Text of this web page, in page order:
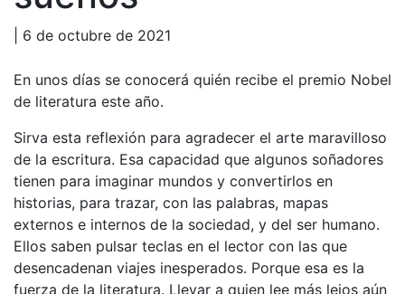
| 6 de octubre de 2021
En unos días se conocerá quién recibe el premio Nobel
de literatura este año.
Sirva esta reflexión para agradecer el arte maravilloso
de la escritura. Esa capacidad que algunos soñadores
tienen para imaginar mundos y convertirlos en
historias, para trazar, con las palabras, mapas
externos e internos de la sociedad, y del ser humano.
Ellos saben pulsar teclas en el lector con las que
desencadenan viajes inesperados. Porque esa es la
fuerza de la literatura. Llevar a quien lee más lejos aún